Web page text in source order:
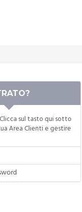
sul tasto qui sotto
Area Clienti e gestire